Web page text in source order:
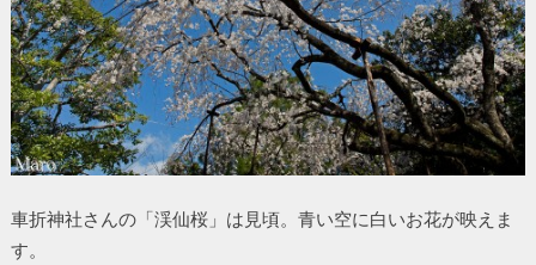
車折神社さんの「渓仙桜」は見頃。青い空に白いお花が映えま
す。